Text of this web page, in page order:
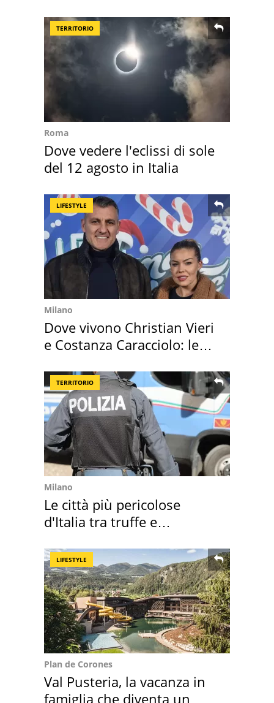
TERRITORIO
Roma
Dove vedere l'eclissi di sole
del 12 agosto in Italia
LIFESTYLE
Milano
Dove vivono Christian Vieri
e Costanza Caracciolo: le
TERRITORIO
Milano
Le città più pericolose
d'Italia tra truffe e
LIFESTYLE
Plan de Corones
Val Pusteria, la vacanza in
famiglia che diventa un